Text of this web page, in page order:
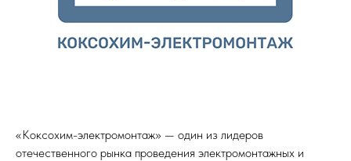
«Коксохим-электромонтаж» — один из лидеров
отечественного рынка проведения электромонтажных и